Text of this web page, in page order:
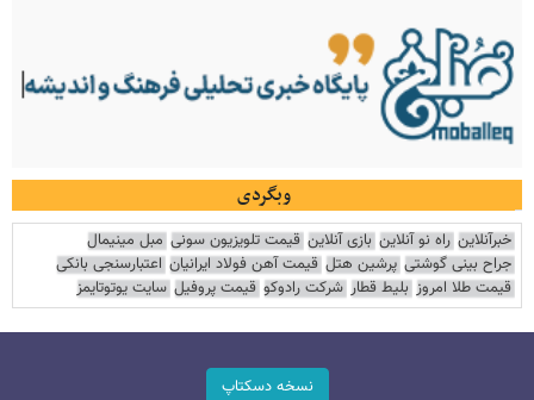
وبگردی
خبرآنلاین راه نو آنلاین بازی آنلاین قیمت تلویزیون سونی مبل مینیمال
جراح بینی گوشتی پرشین هتل قیمت آهن فولاد ایرانیان اعتبارسنجی بانکی
قیمت طلا امروز بلیط قطار شرکت رادوکو قیمت پروفیل سایت یوتوتایمز
نسخه دسکتاپ